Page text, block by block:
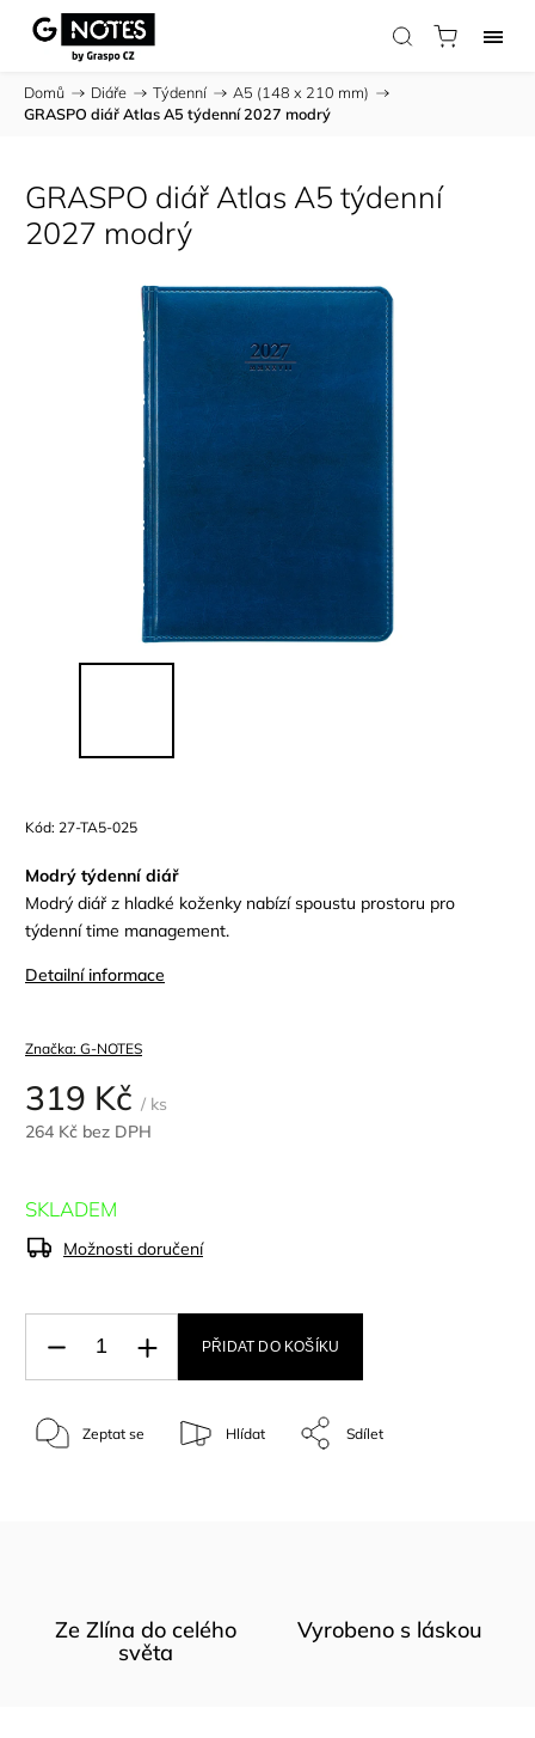
Domů / Diáře / Týdenní / A5 (148 x 210 mm) /
GRASPO diář Atlas A5 týdenní 2027 modrý
GRASPO diář Atlas A5 týdenní
2027 modrý
Kód: 27-TA5-025
Modrý týdenní diář
Modrý diář z hladké koženky nabízí spoustu prostoru pro
týdenní time management.
Detailní informace
Značka: G-NOTES
319 Kč / ks
264 Kč bez DPH
SKLADEM
Možnosti doručení
PŘIDAT DO KOŠÍKU
Zeptat se Hlídat Sdílet
Ze Zlína do celého
světa
Vyrobeno s láskou